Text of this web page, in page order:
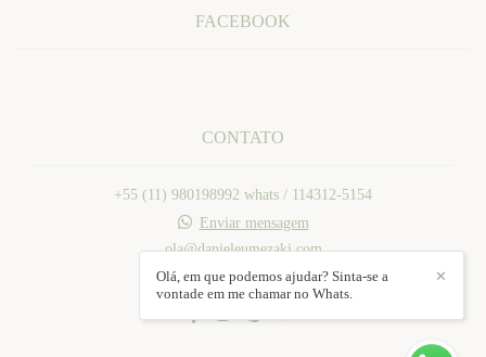
FACEBOOK
CONTATO
+55 (11) 980198992 whats / 114312-5154
Enviar mensagem
ola@danieleumezaki.com
Mogi das Cruzes / SP
✕
Olá, em que podemos ajudar? Sinta-se a
vontade em me chamar no Whats.